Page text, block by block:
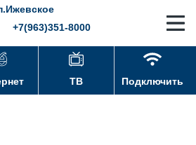
+7(963)351-8000
ТВ Подключить